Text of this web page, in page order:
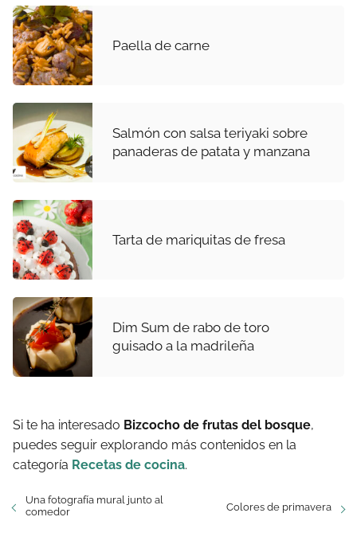
Paella de carne
Salmón con salsa teriyaki sobre
panaderas de patata y manzana
Tarta de mariquitas de fresa
Dim Sum de rabo de toro
guisado a la madrileña
Si te ha interesado Bizcocho de frutas del bosque,
puedes seguir explorando más contenidos en la
categoría Recetas de cocina.
Una fotografía mural junto al
comedor
Colores de primavera